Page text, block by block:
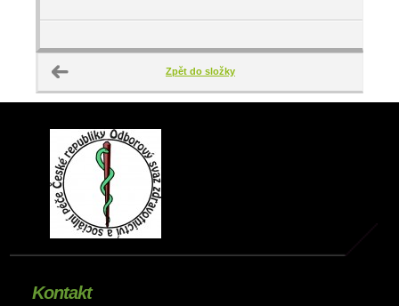
Zpět do složky
Kontakt